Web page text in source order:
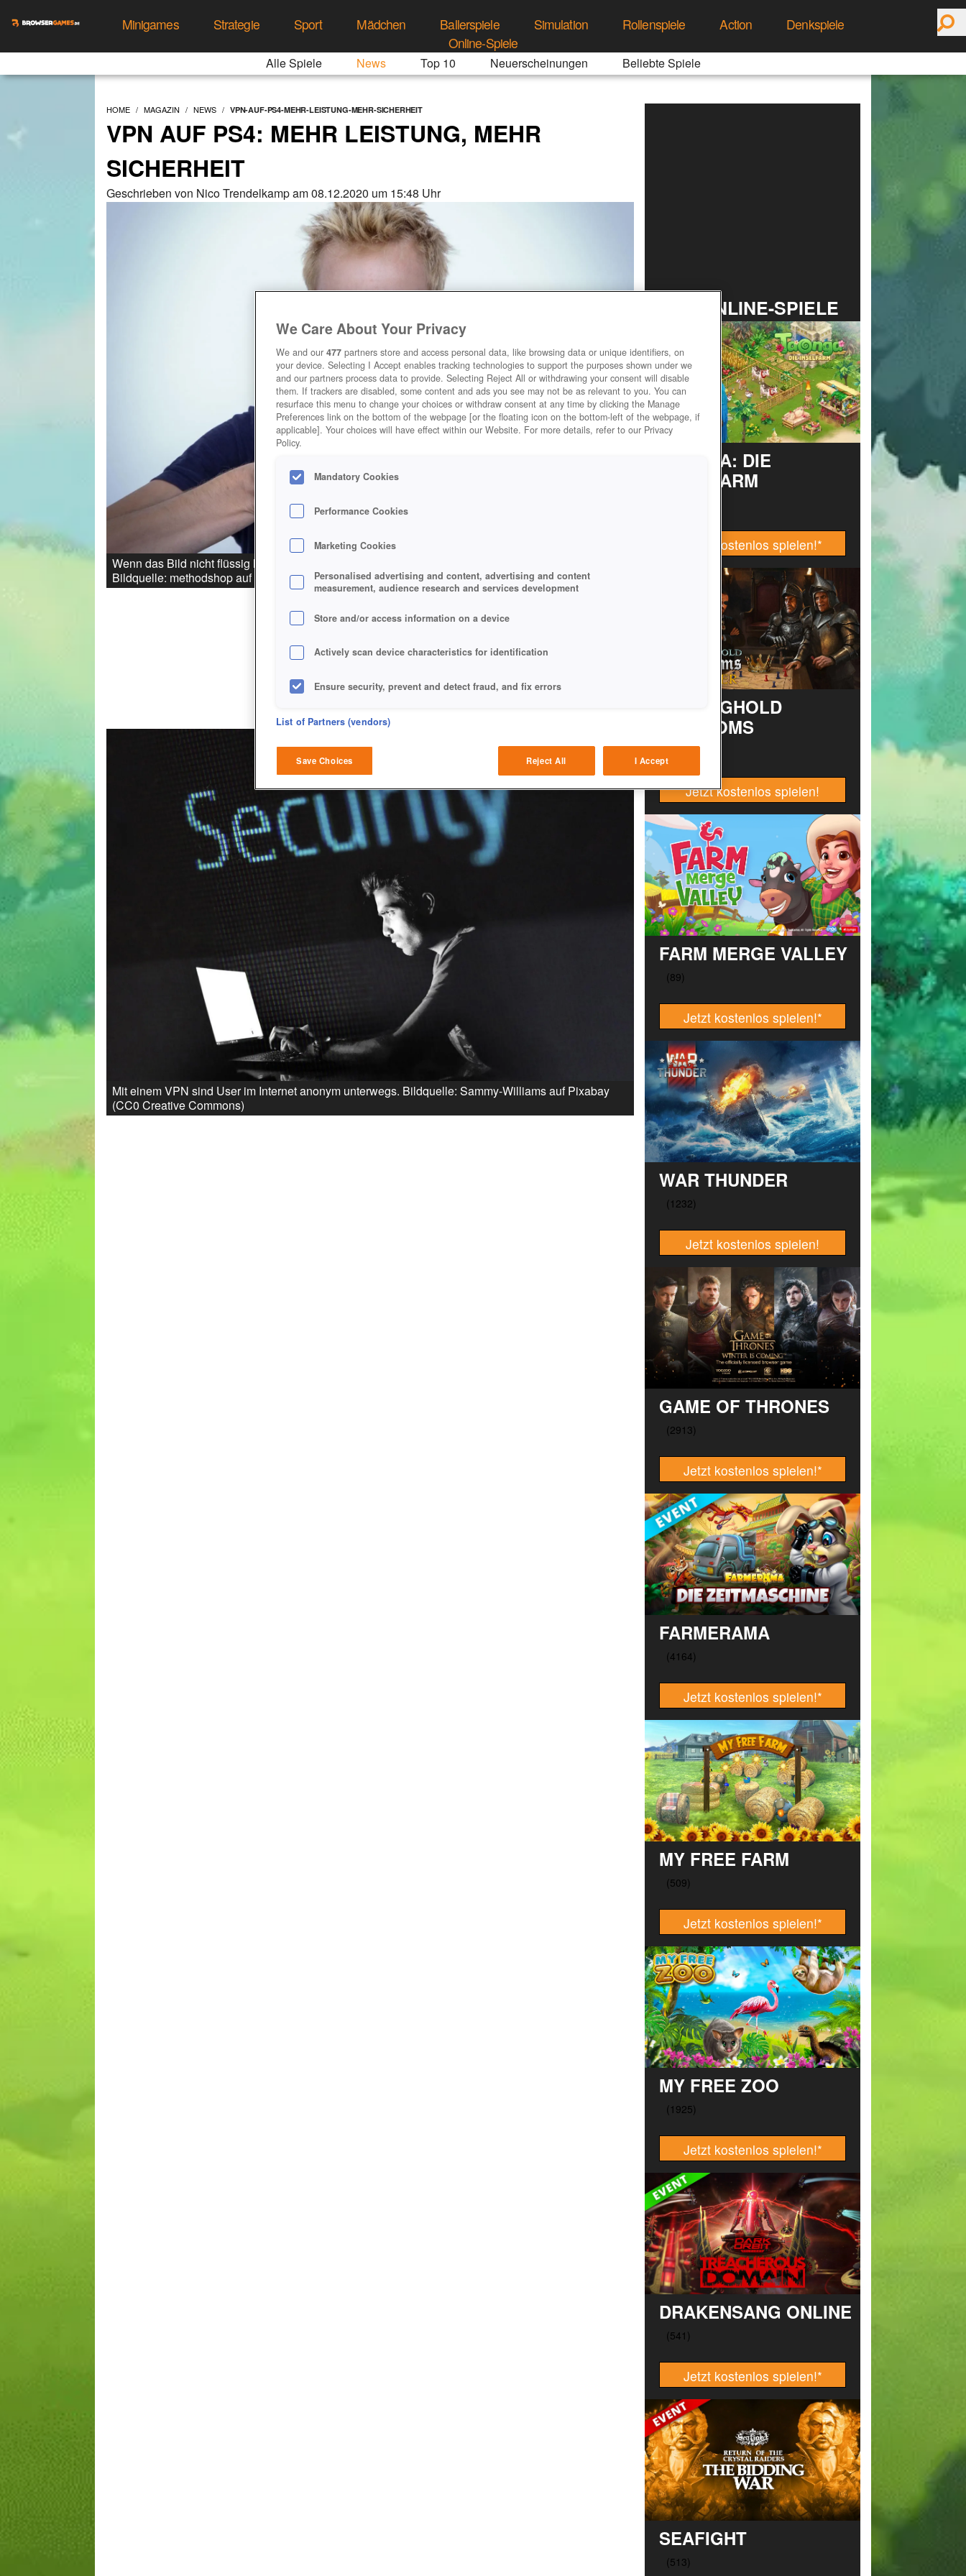
Minigames Strategie Sport Mädchen Ballerspiele Simulation Rollenspiele Action
Denkspiele
Online-Spiele
Alle Spiele News Top 10 Neuerscheinungen Beliebte Spiele
HOME MAGAZIN NEWS VPN-AUF-PS4-MEHR-LEISTUNG-MEHR-SICHERHEIT
VPN AUF PS4: MEHR LEISTUNG, MEHR
SICHERHEIT
Geschrieben von Nico Trendelkamp am 08.12.2020 um 15:48 Uhr
Wenn das Bild nicht flüssig läuft, macht zocken wenig Spaß. VPNs können Abhilfe schaffen.
Bildquelle: methodshop auf Pixabay (CC0 Creative Commons)
Mit einem VPN sind User im Internet anonym unterwegs. Bildquelle: Sammy-Williams auf Pixabay
(CC0 Creative Commons)
TOP ONLINE-SPIELE
TAONGA: DIE
INSELFARM
Jetzt kostenlos spielen!*
STRONGHOLD
KINGDOMS
Jetzt kostenlos spielen!
FARM MERGE VALLEY
Jetzt kostenlos spielen!*
WAR THUNDER
Jetzt kostenlos spielen!
GAME OF THRONES
Jetzt kostenlos spielen!*
FARMERAMA
Jetzt kostenlos spielen!*
MY FREE FARM
Jetzt kostenlos spielen!*
MY FREE ZOO
Jetzt kostenlos spielen!*
DRAKENSANG ONLINE
Jetzt kostenlos spielen!*
SEAFIGHT
We Care About Your Privacy
We and our 477 partners store and access personal data, like browsing data or unique identifiers, on
your device. Selecting I Accept enables tracking technologies to support the purposes shown under we
and our partners process data to provide. Selecting Reject All or withdrawing your consent will disable
them. If trackers are disabled, some content and ads you see may not be as relevant to you. You can
resurface this menu to change your choices or withdraw consent at any time by clicking the Manage
Preferences link on the bottom of the webpage [or the floating icon on the bottom-left of the webpage, if
applicable]. Your choices will have effect within our Website. For more details, refer to our Privacy
Policy.
Mandatory Cookies
Performance Cookies
Marketing Cookies
Personalised advertising and content, advertising and content
measurement, audience research and services development
Store and/or access information on a device
Actively scan device characteristics for identification
Ensure security, prevent and detect fraud, and fix errors
Deliver and present advertising and content
Match and combine data from other data sources
Link different devices
Identify devices based on information transmitted automatically
Save and communicate privacy choices
Show Purposes
List of Partners (vendors)
Save Choices Reject All I Accept